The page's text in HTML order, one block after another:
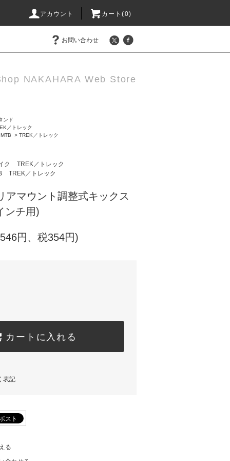
アカウント カート(0)
お問い合わせ
NAKAHARA Web Store
ンド
／トレック
> TREK／トレック
ク
TREK／トレック
TREK／トレック
アマウント調整式キックス
ンチ用)
円、税354円)
カートに入れる
表記
る